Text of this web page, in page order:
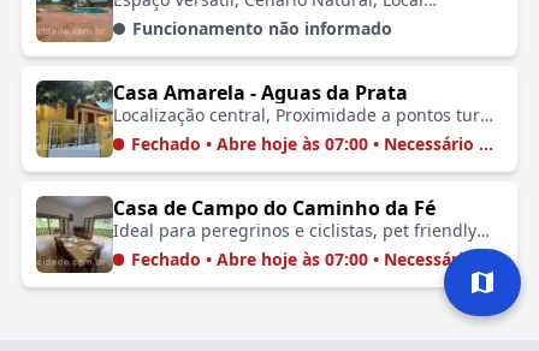
Funcionamento não informado
Casa Amarela - Aguas da Prata
Localização central, Proximidade a pontos turísticos, Ideal para relaxamento, Contato com a natureza
Fechado • Abre hoje às 07:00 • Necessário Agendar
Casa de Campo do Caminho da Fé
Ideal para peregrinos e ciclistas, pet friendly 🚶‍♂️🚲🐾🏡🤗